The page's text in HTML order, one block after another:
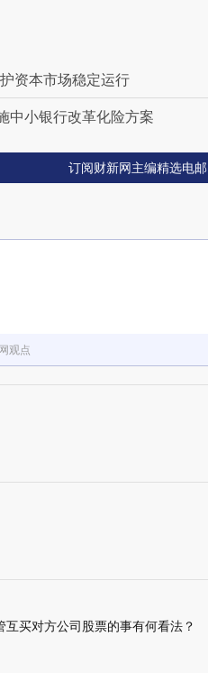
资本市场稳定运行
中小银行改革化险方案
订阅财新网主编精选电邮
观点
买对方公司股票的事有何看法？